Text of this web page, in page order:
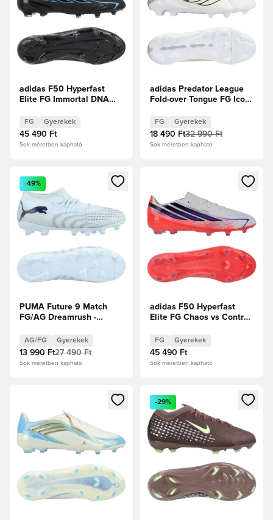
adidas F50 Hyperfast
Elite FG Immortal DNA
FG Gyerekek
45 490 Ft
Sok méretben kapható
adidas Predator League
Fold-over Tongue FG Icon
cipők/Zero
metál/Királykék Gyerek
FG Gyerekek
18 490 Ft32 990 Ft
Sok méretben kapható
Megnyit egy modált a bejelentkezéshez vagy a tagként
-49%
PUMA Future 9 Match
FG/AG Dreamrush -
Gyerek
AG/FG Gyerekek
13 990 Ft27 490 Ft
Sok méretben kapható
Megnyit egy modált a
adidas F50 Hyperfast
Elite FG Chaos vs Control
FG Gyerekek
45 490 Ft
Sok méretben kapható
Megnyit egy modált a bejelentkezéshez vagy a tagként
Megnyit egy modált a
-29%